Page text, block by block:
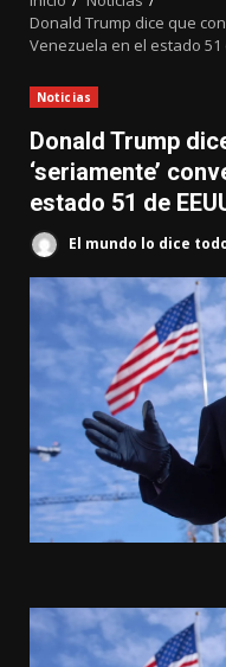
Donald Trump dice que
Venezuela en el estado 51
Noticias
Donald Trump
‘seriamente’
estado 51 de
El mundo lo dice